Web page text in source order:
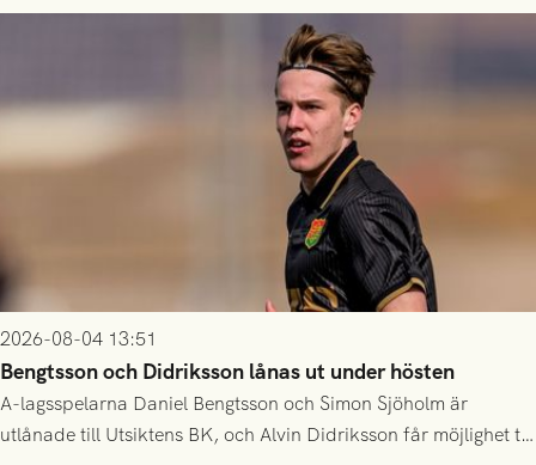
2026-08-04 13:51
Bengtsson och Didriksson lånas ut under hösten
A-lagsspelarna Daniel Bengtsson och Simon Sjöholm är
utlånade till Utsiktens BK, och Alvin Didriksson får möjlighet till